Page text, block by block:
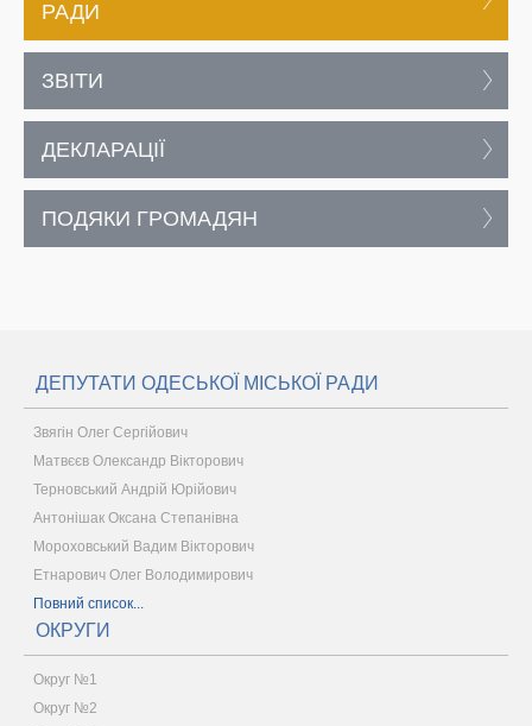
РАДИ
ЗВІТИ
ДЕКЛАРАЦІЇ
ПОДЯКИ ГРОМАДЯН
ДЕПУТАТИ ОДЕСЬКОЇ МІСЬКОЇ РАДИ
Звягін Олег Сергійович
Матвєєв Олександр Вікторович
Терновський Андрій Юрійович
Антонішак Оксана Степанівна
Мороховський Вадим Вікторович
Етнарович Олег Володимирович
Повний список...
ОКРУГИ
Округ №1
Округ №2